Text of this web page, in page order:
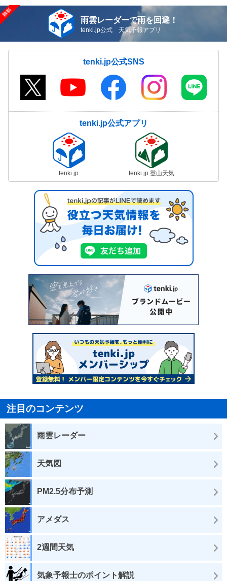
雨雲レーダーで雨を回避！
tenki.jp公式 天気予報アプリ
tenki.jp公式SNS
tenki.jp公式アプリ
tenki.jp tenki.jp 登山天気
注目のコンテンツ
雨雲レーダー
天気図
PM2.5分布予測
アメダス
2週間天気
気象予報士のポイント解説